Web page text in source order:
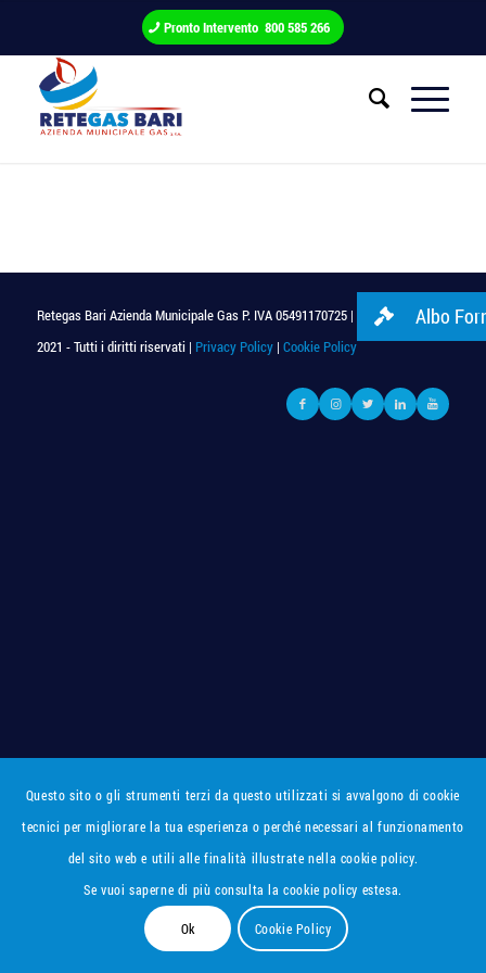
Pronto Intervento 800 585 266
Retegas Bari Azienda Municipale Gas P. IVA 05491170725 | © Copyright
2021 - Tutti i diritti riservati | Privacy Policy| Cookie Policy
Questo sito o gli strumenti terzi da questo utilizzati si avvalgono di cookie
tecnici per migliorare la tua esperienza o perché necessari al funzionamento
del sito web e utili alle finalità illustrate nella cookie policy.
Se vuoi saperne di più consulta la cookie policy estesa.
Ok Cookie Policy
Albo